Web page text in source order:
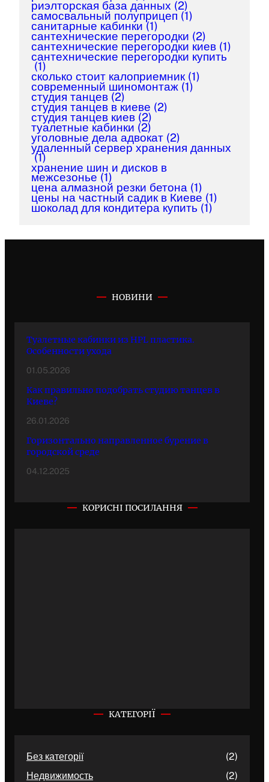
риэлторская база данных (2)
самосвальный полуприцеп (1)
санитарные кабинки (1)
сантехнические перегородки (2)
сантехнические перегородки киев (1)
сантехнические перегородки купить
(1)
сколько стоит калоприемник (1)
современный шиномонтаж (1)
студия танцев (2)
студия танцев в киеве (2)
студия танцев киев (2)
туалетные кабинки (2)
уголовные дела адвокат (2)
удаленный сервер хранения данных
(1)
хранение шин и дисков в
межсезонье (1)
цена алмазной резки бетона (1)
цены на частный садик в Киеве (1)
шоколад для кондитера купить (1)
НОВИНИ
Туалетные кабинки из HPL пластика.
Особенности ухода
01.05.2026
Как правильно подобрать студию танцев в
Киеве?
26.01.2026
Горизонтально направленное бурение в
городской среде
04.12.2025
КОРИСНІ ПОСИЛАННЯ
КАТЕГОРІЇ
Без категорії
(2)
Недвижимость
(2)